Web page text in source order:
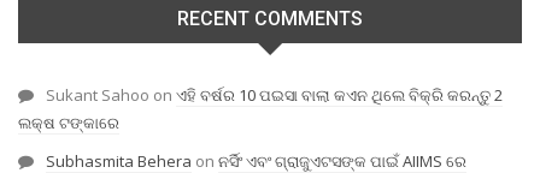
RECENT COMMENTS
Sukant Sahoo on ଏହି ବର୍ଷର 10 ପଇସା ବାଲା କଏନ ଥିଲେ ବିକ୍ରି କରନ୍ତୁ 2
ଲକ୍ଷ ଟଙ୍କାରେ
Subhasmita Behera on ନର୍ସିଂ ଏବଂ ଗ୍ରାଜୁଏଟସଙ୍କ ପାଇଁ AIIMS ରେ